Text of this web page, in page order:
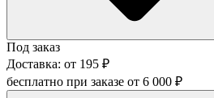
Под заказ
Доставка: от 195 ₽
бесплатно при заказе от 6 000 ₽